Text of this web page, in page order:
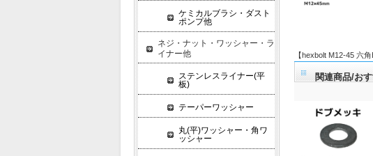
【hexbolt M12-45 六
関連商品/お
ケミカルブラシ・ダスト
ポンプ他
ネジ・ナット・ワッシャー・ラ
イナー他
ステンレスライナー(平
板)
テーパーワッシャー
丸(平)ワッシャー・角ワ
ッシャー